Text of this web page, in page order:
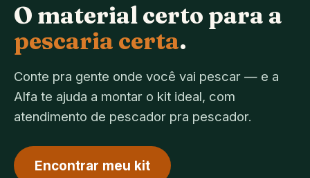
O material certo para a
pescaria certa.
Conte pra gente onde você vai pescar — e a
Alfa te ajuda a montar o kit ideal, com
atendimento de pescador pra pescador.
Encontrar meu kit